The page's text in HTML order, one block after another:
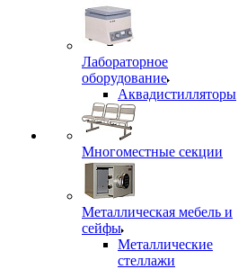
Лабораторное
оборудование
Аквадистилляторы
Многоместные секции
Металлическая мебель и
сейфы
Металлические
стеллажи